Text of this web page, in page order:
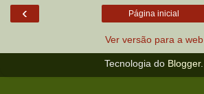
‹ Página inicial
Ver versão para a web
Tecnologia do Blogger.